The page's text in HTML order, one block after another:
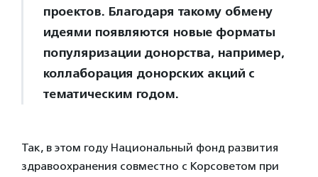
проектов. Благодаря такому обмену
идеями появляются новые форматы
популяризации донорства, например,
коллаборация донорских акций с
тематическим годом.
Так, в этом году Национальный фонд развития
здравоохранения совместно с Корсоветом при